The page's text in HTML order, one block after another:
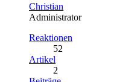
Christian
Administrator
Reaktionen
52
Artikel
2